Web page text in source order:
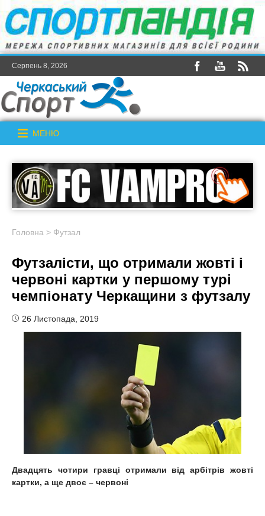
Серпень 8, 2026
МЕНЮ
Головна > Футзал
Футзалісти, що отримали жовті і
червоні картки у першому турі
чемпіонату Черкащини з футзалу
26 Листопада, 2019
Двадцять чотири гравці отримали від арбітрів жовті
картки, а ще двоє – червоні